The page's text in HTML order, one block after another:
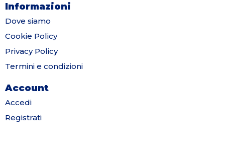
Informazioni
Dove siamo
Cookie Policy
Privacy Policy
Termini e condizioni
Account
Accedi
Registrati